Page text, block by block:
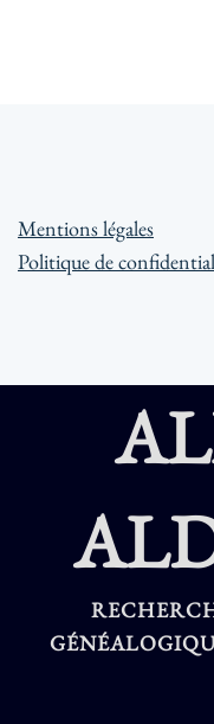
Mentions légales
Politique de